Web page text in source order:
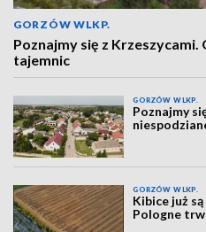
GORZÓW WLKP.
Poznajmy się z
tajemnic
GORZÓW WLKP.
Poznajmy
GORZÓW WLKP.
Kibice już
Pologne